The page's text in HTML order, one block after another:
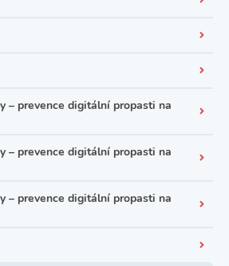
– prevence digitální propasti na
– prevence digitální propasti na
– prevence digitální propasti na